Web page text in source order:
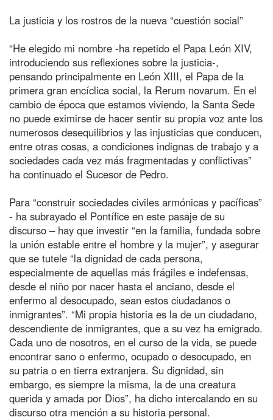
La justicia y los rostros de la nueva “cuestión social”
“He elegido mi nombre -ha repetido el Papa León XIV,
introduciendo sus reflexiones sobre la justicia-,
pensando principalmente en León XIII, el Papa de la
primera gran encíclica social, la Rerum novarum. En el
cambio de época que estamos viviendo, la Santa Sede
no puede eximirse de hacer sentir su propia voz ante los
numerosos desequilibrios y las injusticias que conducen,
entre otras cosas, a condiciones indignas de trabajo y a
sociedades cada vez más fragmentadas y conflictivas”
ha continuado el Sucesor de Pedro.
Para “construir sociedades civiles armónicas y pacíficas”
- ha subrayado el Pontífice en este pasaje de su
discurso – hay que investir “en la familia, fundada sobre
la unión estable entre el hombre y la mujer”, y asegurar
que se tutele “la dignidad de cada persona,
especialmente de aquellas más frágiles e indefensas,
desde el niño por nacer hasta el anciano, desde el
enfermo al desocupado, sean estos ciudadanos o
inmigrantes”. “Mi propia historia es la de un ciudadano,
descendiente de inmigrantes, que a su vez ha emigrado.
Cada uno de nosotros, en el curso de la vida, se puede
encontrar sano o enfermo, ocupado o desocupado, en
su patria o en tierra extranjera. Su dignidad, sin
embargo, es siempre la misma, la de una creatura
querida y amada por Dios”, ha dicho intercalando en su
discurso otra mención a su historia personal.